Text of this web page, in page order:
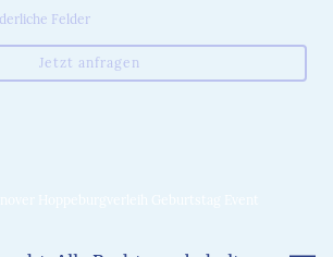
Felder
Jetzt anfragen